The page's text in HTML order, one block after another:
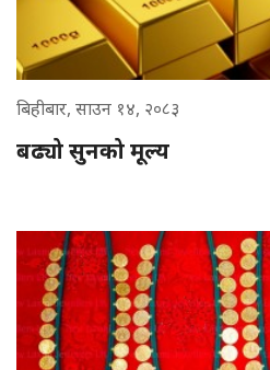
बिहीबार, साउन १४, २०८३
बढ्यो सुनको मूल्य